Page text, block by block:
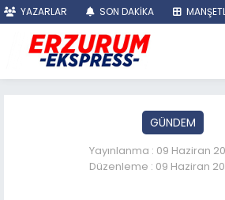
YAZARLAR SON DAKİKA
GÜNDEM
Yayınlanma : 09 Haziran
Düzenleme : 09 Haziran